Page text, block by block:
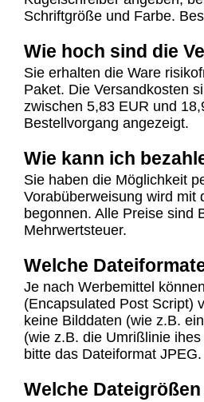
Schriftgröße und Farbe.
Wie hoch sind die
Sie erhalten die Ware
Paket. Die Versandkosten
zwischen 5,83 EUR und
Bestellvorgang angezeigt.
Wie kann ich
Sie haben die Möglichkeit
Vorabüberweisung wird mit
begonnen. Alle Preise sind
Mehrwertsteuer.
Welche
Je nach Werbemittel
(Encapsulated Post Script)
keine Bilddaten (wie z.B.
(wie z.B. die Umrißlinie
bitte das Dateiformat JPEG.
Welche